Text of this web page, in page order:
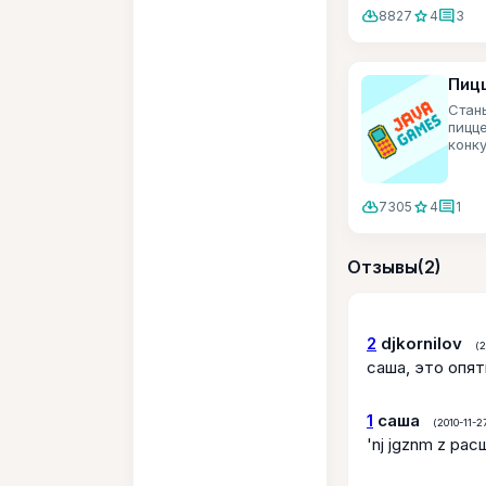
cloud_download8827 star 4comment3
cloud_download7305 star 4comment1
Отзывы(2)
2 djkornilov
саша, это
1 саша (2010-11-
'nj jgznm z